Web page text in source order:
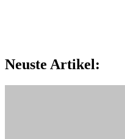
Neuste Artikel: